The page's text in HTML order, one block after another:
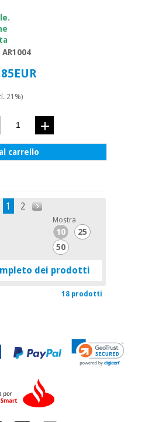
AR1004
21%)
carrello
1 2
Mostra
10
25
50
dei prodotti
18 prodotti